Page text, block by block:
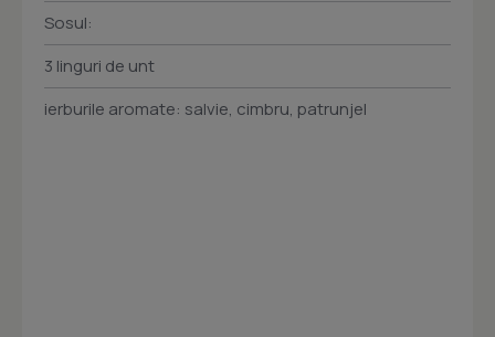
Sosul:
3 linguri de unt
ierburile aromate: salvie, cimbru, patrunjel